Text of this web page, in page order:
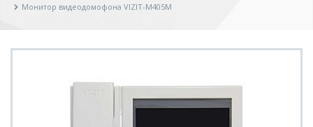
Монитор видеодомофона VIZIT-M405М